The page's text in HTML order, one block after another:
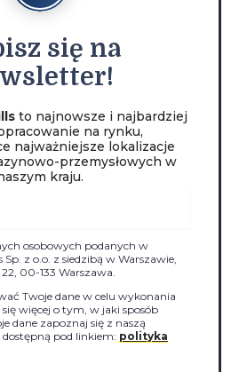
się na
to najnowsze i najbardziej
na rynku,
najważniejsze lokalizacje
przemysłowych w
kraju.
osobowych podanych w
z o.o. z siedzibą w Warszawie,
00-133 Warszawa.
Twoje dane w celu wykonania
się więcej o tym, w jaki sposób
dane zapoznaj się z naszą
pod linkiem: polityka